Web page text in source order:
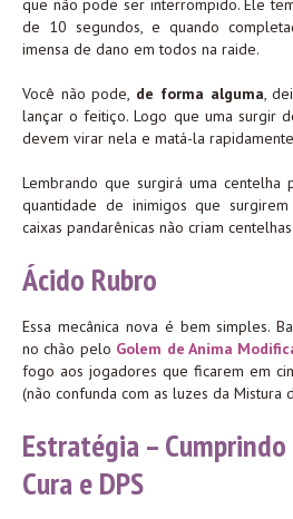
que não pode ser interrompido. Ele
de 10 segundos, e quando
imensa de dano em todos na raide.
Você não pode, de forma alguma,
lançar o feitiço. Logo que uma surgir
devem virar nela e matá-la
Lembrando que surgirá uma centelha
quantidade de inimigos que
caixas pandarênicas não criam centelhas.
Ácido Rubro
Essa mecânica nova é bem simples.
no chão pelo Golem de Anima
fogo aos jogadores que ficarem em
(não confunda com as luzes da Mistura
Estratégia –
Cura e DPS